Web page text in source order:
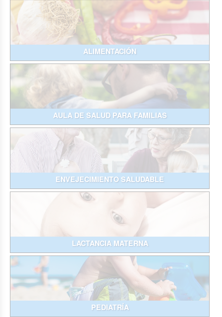
ALIMENTACIÓN
AULA DE SALUD PARA FAMILIAS
ENVEJECIMIENTO SALUDABLE
LACTANCIA MATERNA
PEDIATRÍA